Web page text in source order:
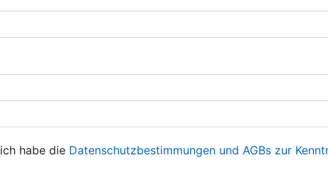
habe die Datenschutzbestimmungen und AGBs zur